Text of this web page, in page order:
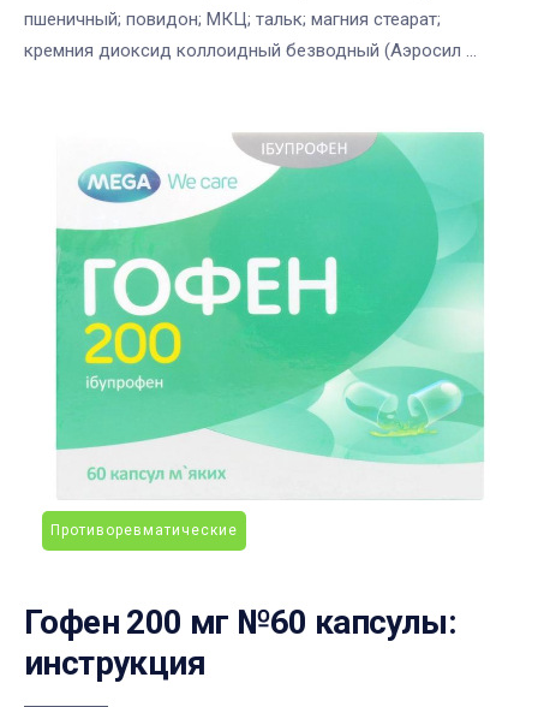
пшеничный; повидон; МКЦ; тальк; магния стеарат;
кремния диоксид коллоидный безводный (Аэросил ...
Противоревматические
Гофен 200 мг №60 капсулы:
инструкция